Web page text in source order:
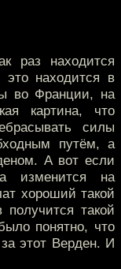
раз находится
это находится в
во Франции, на
картина, что
силы
путём, а
А вот если
изменится на
хороший такой
такой
понятно, что
этот Верден. И